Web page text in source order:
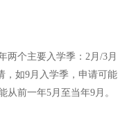
两个主要入学季：2月/3月
，如9月入学季，申请可能
从前一年5月至当年9月。